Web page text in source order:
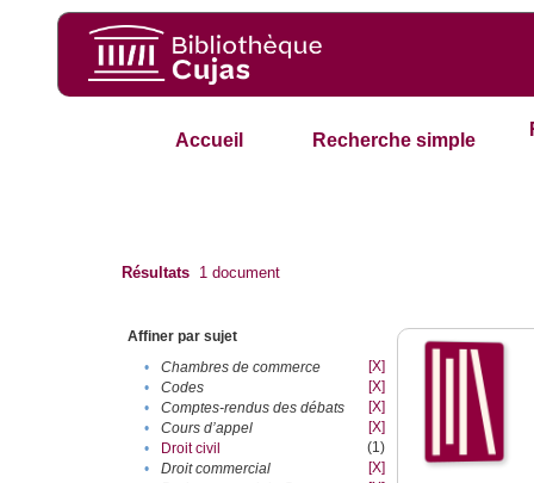
Accueil Recherche simple
Résultats 1 document
Affiner par sujet
•
Chambres de commerce
[X]
•
Codes
[X]
•
Comptes-rendus des débats
[X]
•
Cours d’appel
[X]
•
Droit civil
(1)
•
Droit commercial
[X]